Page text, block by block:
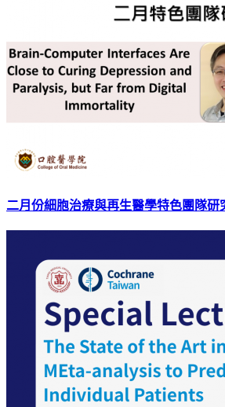
二月份細胞治療與再生醫學特色團隊研